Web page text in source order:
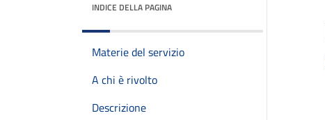
INDICE DELLA PAGINA
Materie del servizio
A chi è rivolto
Descrizione